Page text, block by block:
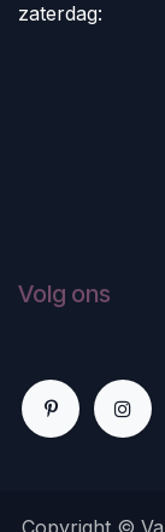
zaterdag:
Volg ons
Copyright ©